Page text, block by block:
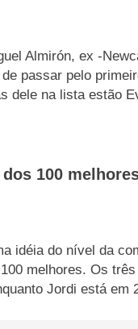
Almirón, ex -
passar pelo
dele na lista estão
100
idéia do nível da
melhores. Os
Jordi está em